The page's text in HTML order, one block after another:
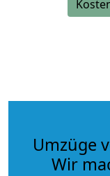
Umzüge
Wir